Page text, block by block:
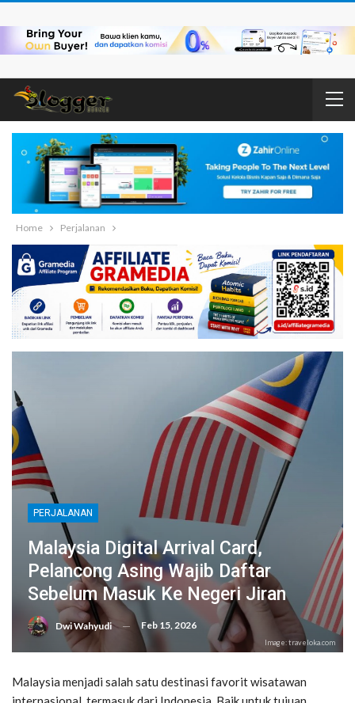
Home Perjalanan
PERJALANAN
Malaysia Digital Arrival Card,
Pelancong Asing Wajib Daftar
Sebelum Masuk Ke Negeri Jiran
Dwi Wahyudi Feb 15, 2026
Image: traveloka.com
Malaysia menjadi salah satu destinasi favorit wisatawan